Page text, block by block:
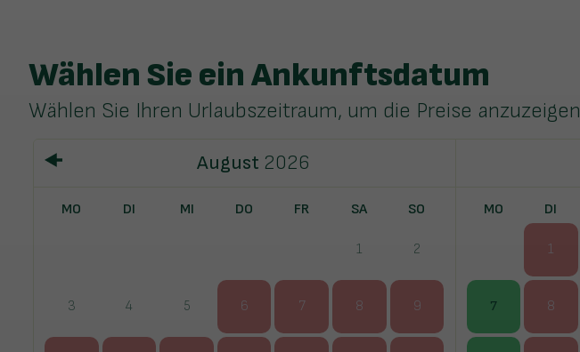
Wählen Sie ein Ankunftsdatum
Wählen Sie Ihren Urlaubszeitraum, um die Preise anzuzeigen
August 2026
MO DI MI DO FR SA SO
1 2
3 4 5 6 7 8 9
MO DI
1
7 8